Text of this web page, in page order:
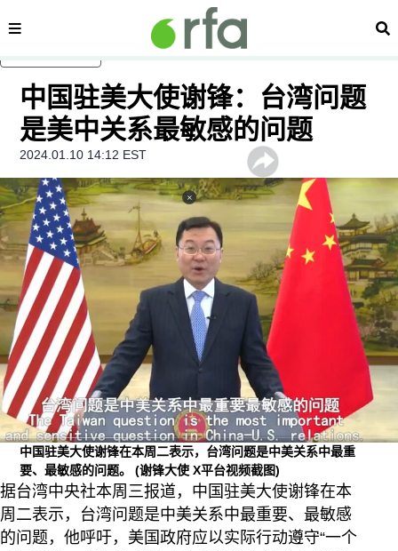
内容分类 搜
中国驻美大使谢锋：台湾问题
是美中关系最敏感的问题
2024.01.10 14:12 EST
中国驻美大使谢锋在本周二表示，台湾问题是中美关系中最重
要、最敏感的问题。(谢锋大使 X平台视频截图)
据台湾中央社本周三报道，中国驻美大使谢锋在本
周二表示，台湾问题是中美关系中最重要、最敏感
的问题，他呼吁，美国政府应以实际行动遵守“一个